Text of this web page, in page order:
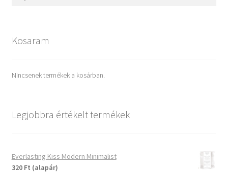
Kosaram
Nincsenek termékek a kosárban.
Legjobbra értékelt termékek
Everlasting Kiss Modern Minimalist
320 Ft (alapár)